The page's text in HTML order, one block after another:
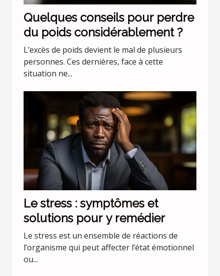
Quelques conseils pour perdre
du poids considérablement ?
L’excès de poids devient le mal de plusieurs
personnes. Ces dernières, face à cette
situation ne...
Le stress : symptômes et
solutions pour y remédier
Le stress est un ensemble de réactions de
l’organisme qui peut affecter l’état émotionnel
ou...